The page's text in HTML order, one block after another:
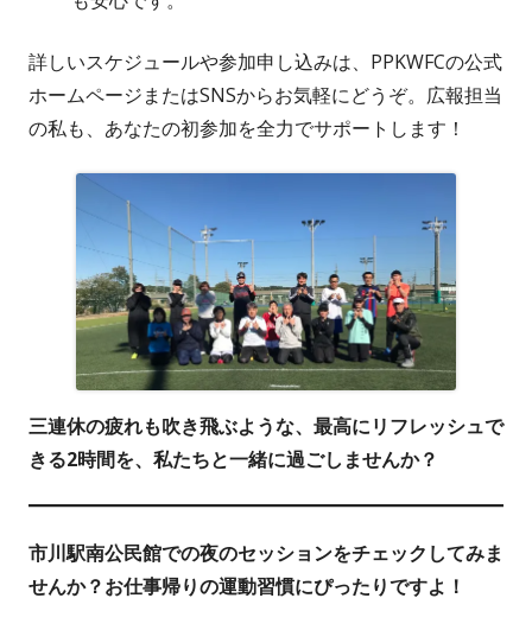
詳しいスケジュールや参加申し込みは、PPKWFCの公式
ホームページまたはSNSからお気軽にどうぞ。広報担当
の私も、あなたの初参加を全力でサポートします！
三連休の疲れも吹き飛ぶような、最高にリフレッシュで
きる2時間を、私たちと一緒に過ごしませんか？
市川駅南公民館での夜のセッションをチェックしてみま
せんか？お仕事帰りの運動習慣にぴったりですよ！